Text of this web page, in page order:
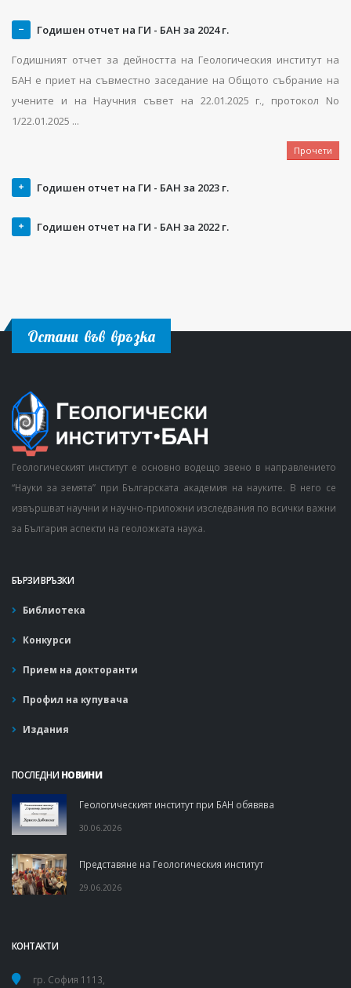
Годишен отчет на ГИ - БАН за 2024 г.
Годишният отчет за дейността на Геологическия институт на
БАН е приет на съвместно заседание на Общото събрание на
учените и на Научния съвет на 22.01.2025 г., протокол No
1/22.01.2025 ...
Прочети
Годишен отчет на ГИ - БАН за 2023 г.
Годишен отчет на ГИ - БАН за 2022 г.
Остани във връзка
Геологическият институт е основно водещо звено в направлението
“Науки за земята” при Българската академия на науките. В него се
извършват научни и научно-приложни изследвания по всички важни
за България аспекти на геоложката наука.
БЪРЗИ ВРЪЗКИ
Библиотека
Конкурси
Прием на докторанти
Профил на купувача
Издания
ПОСЛЕДНИ НОВИНИ
Геологическият институт при БАН обявява
30.06.2026
Представяне на Геологическия институт
29.06.2026
КОНТАКТИ
гр. София 1113,